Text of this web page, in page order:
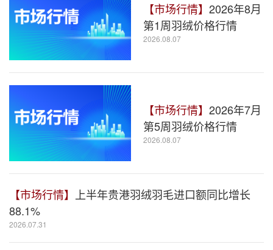
【市场行情】 2026年8月
第1周羽绒价格行情
2026.08.07
【市场行情】 2026年7月
第5周羽绒价格行情
2026.08.07
【市场行情】
上半年贵港羽绒羽毛进口额同比增长
88.1%
2026.07.31